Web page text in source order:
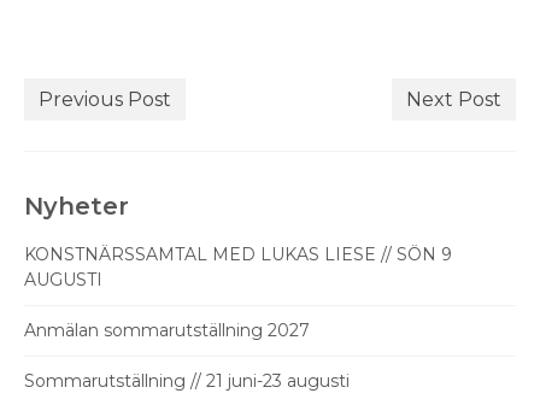
Previous Post Next Post
Nyheter
KONSTNÄRSSAMTAL MED LUKAS LIESE // SÖN 9
AUGUSTI
Anmälan sommarutställning 2027
Sommarutställning // 21 juni-23 augusti